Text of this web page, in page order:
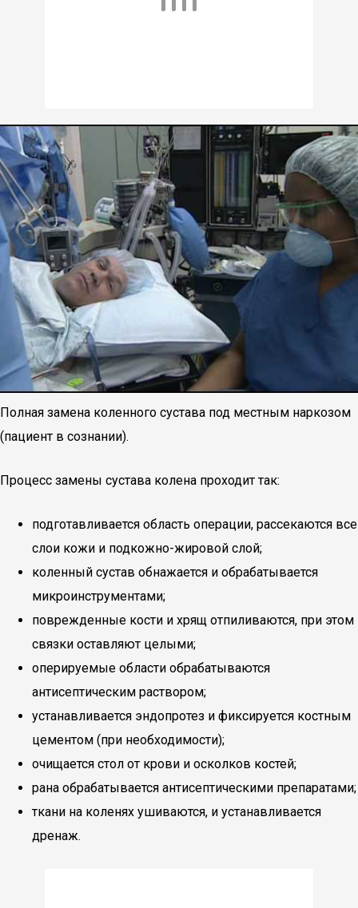
Полная замена коленного сустава под местным наркозом
(пациент в сознании).
Процесс замены сустава колена проходит так:
подготавливается область операции, рассекаются все
слои кожи и подкожно-жировой слой;
коленный сустав обнажается и обрабатывается
микроинструментами;
поврежденные кости и хрящ отпиливаются, при этом
связки оставляют целыми;
оперируемые области обрабатываются
антисептическим раствором;
устанавливается эндопротез и фиксируется костным
цементом (при необходимости);
очищается стол от крови и осколков костей;
рана обрабатывается антисептическими препаратами;
ткани на коленях ушиваются, и устанавливается
дренаж.